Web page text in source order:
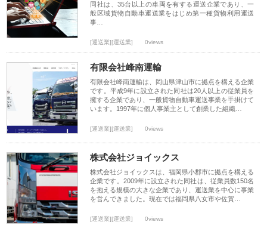
同社は、35台以上の車両を有する運送企業であり、一
般区域貨物自動車運送業をはじめ第一種貨物利用運送
事…
[運送業][運送業] 0views
有限会社峰南運輸
有限会社峰南運輸は、岡山県津山市に拠点を構える企業
です。平成9年に設立された同社は20人以上の従業員を
擁する企業であり、一般貨物自動車運送事業を手掛けて
います。1997年に個人事業主として創業した組織…
[運送業][運送業] 0views
株式会社ジョイックス
株式会社ジョイックスは、福岡県小郡市に拠点を構える
企業です。2009年に設立された同社は、従業員数150名
を抱える規模の大きな企業であり、運送業を中心に事業
を営んできました。現在では福岡県八女市や佐賀…
[運送業][運送業] 0views